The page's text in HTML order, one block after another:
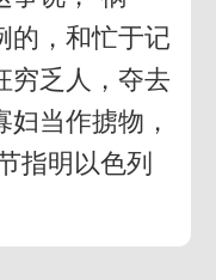
的，和忙于记
穷乏人，夺去
当作掳物，
指明以色列